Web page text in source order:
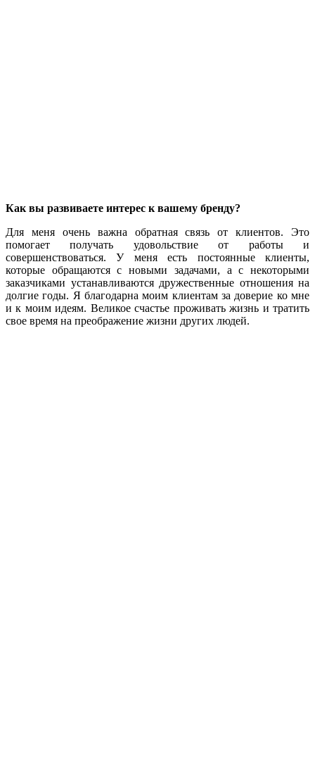
Как вы развиваете интерес к вашему бренду?
Для меня очень важна обратная связь от клиентов. Это
помогает получать удовольствие от работы и
совершенствоваться. У меня есть постоянные клиенты,
которые обращаются с новыми задачами, а с некоторыми
заказчиками устанавливаются дружественные отношения на
долгие годы. Я благодарна моим клиентам за доверие ко мне
и к моим идеям. Великое счастье проживать жизнь и тратить
свое время на преображение жизни других людей.